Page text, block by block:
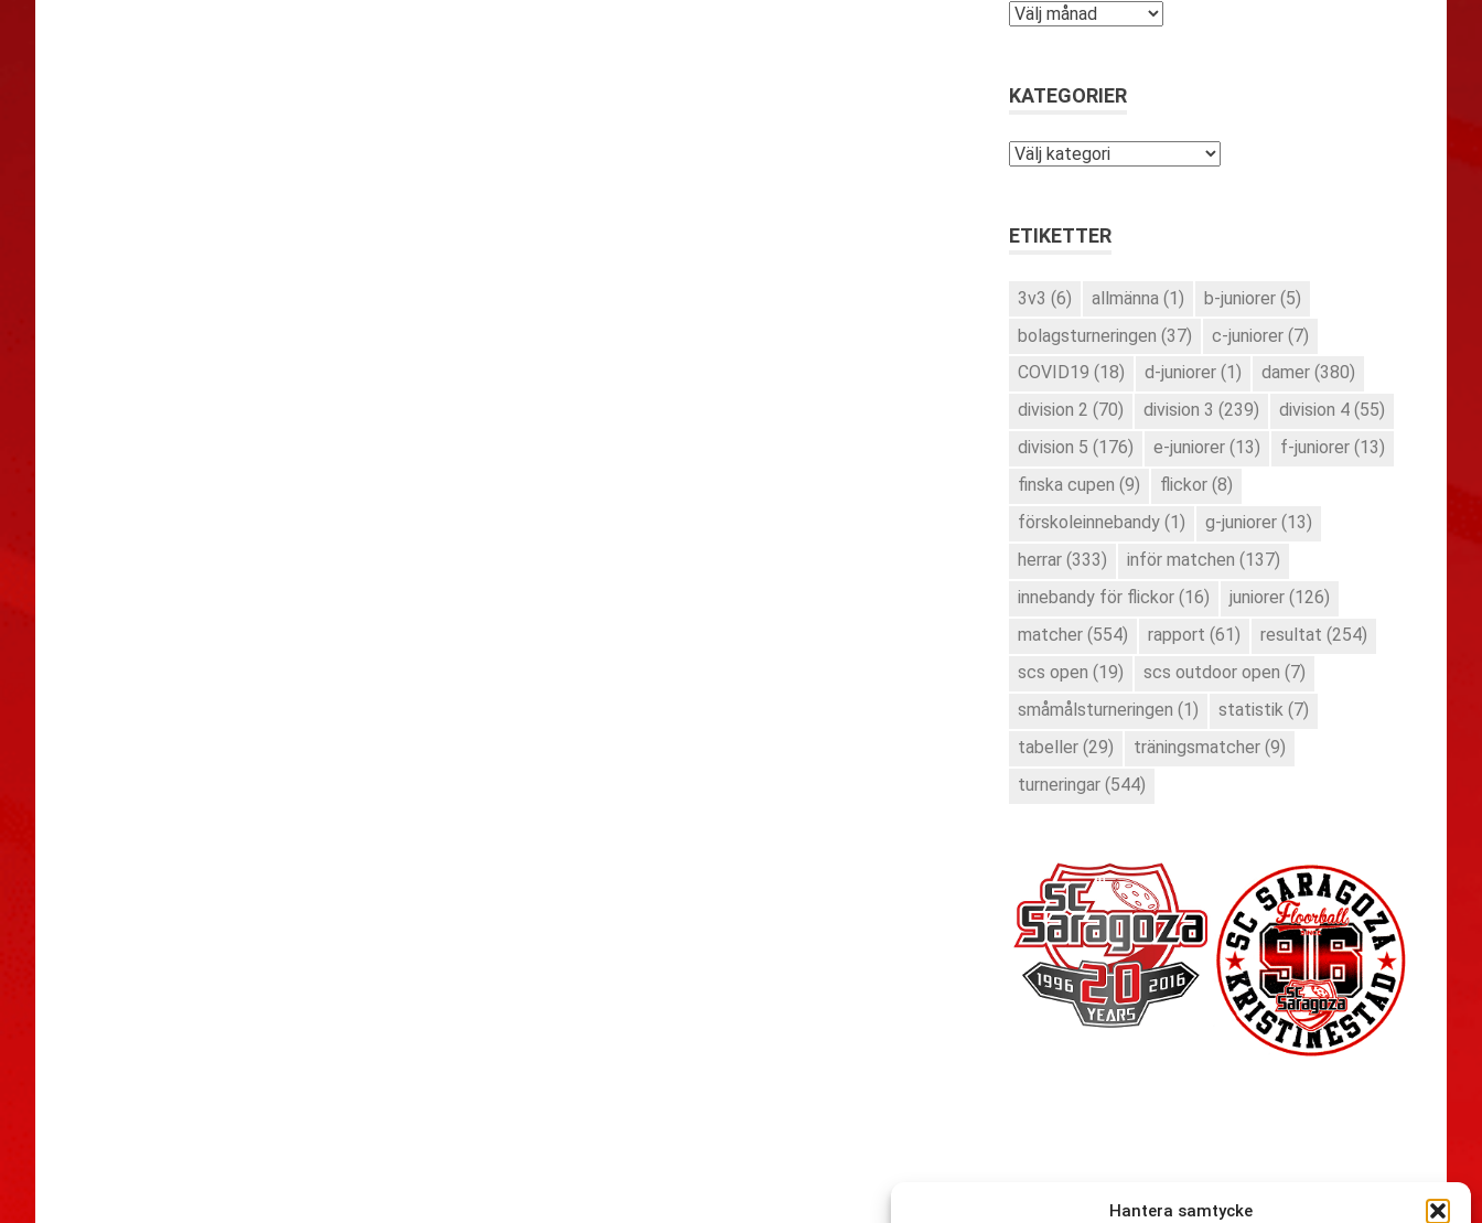
Hantera samtycke
Arkiv
KATEGORIER
Kategorier
ETIKETTER
3v3 (6) allmänna (1) b-juniorer (5)
bolagsturneringen (37) c-juniorer (7)
COVID19 (18) d-juniorer (1) damer (380)
division 2 (70) division 3 (239) division 4 (55)
division 5 (176) e-juniorer (13) f-juniorer (13)
finska cupen (9) flickor (8)
förskoleinnebandy (1) g-juniorer (13)
herrar (333) inför matchen (137)
innebandy för flickor (16) juniorer (126)
matcher (554) rapport (61) resultat (254)
scs open (19) scs outdoor open (7)
småmålsturneringen (1) statistik (7)
tabeller (29) träningsmatcher (9)
turneringar (544)